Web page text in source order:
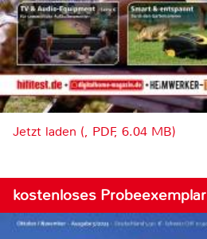
Jetzt laden (, PDF, 6.04 MB)
kostenloses Probeexemplar